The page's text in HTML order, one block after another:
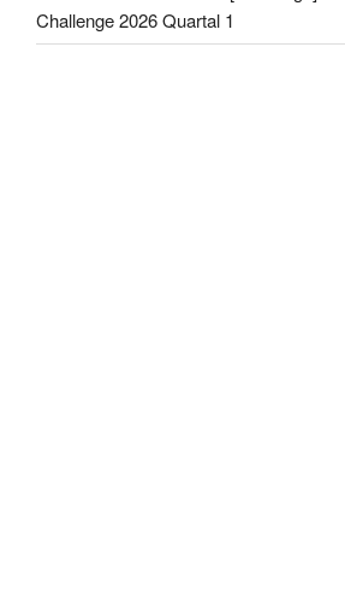
Challenge 2026 Quartal 1